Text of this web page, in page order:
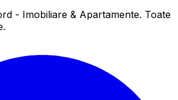
- Imobiliare & Apartamente. Toate